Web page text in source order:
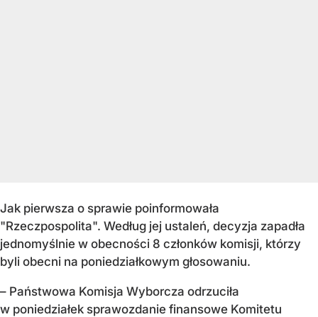
Jak pierwsza o sprawie poinformowała
"Rzeczpospolita". Według jej ustaleń, decyzja zapadła
jednomyślnie w obecności 8 członków komisji, którzy
byli obecni na poniedziałkowym głosowaniu.
– Państwowa Komisja Wyborcza odrzuciła
w poniedziałek sprawozdanie finansowe Komitetu